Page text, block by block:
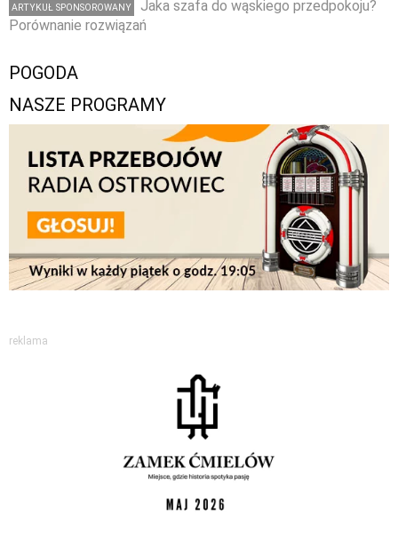
ARTYKUŁ SPONSOROWANY
Jaka szafa do wąskiego przedpokoju?
Porównanie rozwiązań
POGODA
NASZE PROGRAMY
reklama